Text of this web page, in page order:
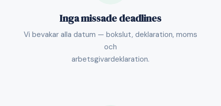
Inga missade deadlines
Vi bevakar alla datum — bokslut, deklaration, moms
och
arbetsgivardeklaration.